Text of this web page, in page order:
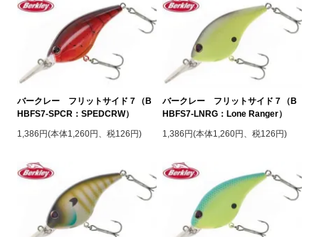
バークレー フリットサイド７（B
HBFS7-SPCR：SPEDCRW）
1,386円(本体1,260円、税126円)
バークレー フリットサイド７（B
HBFS7-LNRG：Lone Ranger）
1,386円(本体1,260円、税126円)